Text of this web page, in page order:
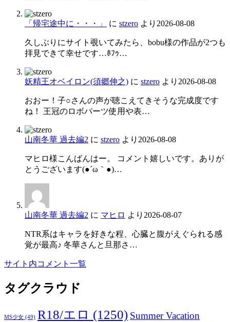
「帰宅途中に・・・」 に stzero より 2026-08-08
久しぶりにサイト覗いてみたら、bobu様の作品が2つも
拝見できて幸せです…ﾎﾌｩ…
妖精王オベイロン(須郷伸之) に stzero より 2026-08-08
おおー！子○さんの声が聴こえてきそうな完成度です
ね！ 王冠のロボパーツ使用や表…
山南冬華 過去編2 に stzero より 2026-08-08
マヒロ様こんばんはー。 コメント嬉しいです。ありが
とうございます(●´ω｀●)…
山南冬華 過去編2 に マヒロ より 2026-08-07
NTR系はキャラを好きな程、心臓と腹がえぐられる感
覚が最高♪ 冬華さんと旦那さ…
サイト内コメント一覧
タグクラウド
MS少女 (49) R18/エロ (1250) Summer Vacation